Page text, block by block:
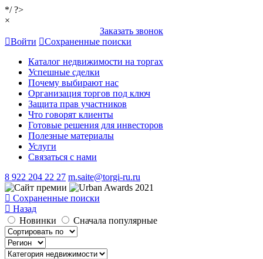
*/ ?>
×
Заказать звонок
Войти
Сохраненные поиски
Каталог недвижимости на торгах
Успешные сделки
Почему выбирают нас
Организация торгов под ключ
Защита прав участников
Что говорят клиенты
Готовые решения для инвесторов
Полезные материалы
Услуги
Связаться с нами
8 922 204 22 27 m.saite@torgi-ru.ru
Сохраненные поиски
Назад
Новинки
Сначала популярные